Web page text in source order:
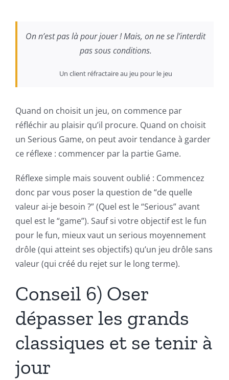
On n’est pas là pour jouer ! Mais, on ne se l’interdit
pas sous conditions.
Un client réfractaire au jeu pour le jeu
Quand on choisit un jeu, on commence par
réfléchir au plaisir qu’il procure. Quand on choisit
un Serious Game, on peut avoir tendance à garder
ce réflexe : commencer par la partie Game.
Réflexe simple mais souvent oublié : Commencez
donc par vous poser la question de “de quelle
valeur ai-je besoin ?” (Quel est le “Serious” avant
quel est le “game”). Sauf si votre objectif est le fun
pour le fun, mieux vaut un serious moyennement
drôle (qui atteint ses objectifs) qu’un jeu drôle sans
valeur (qui créé du rejet sur le long terme).
Conseil 6) Oser
dépasser les grands
classiques et se tenir à
jour